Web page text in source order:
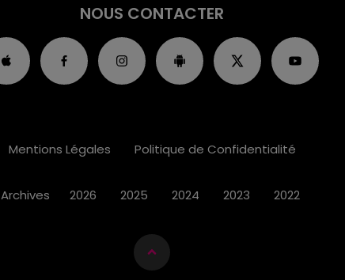
NOUS CONTACTER
Mentions Légales Politique de Confidentialité
Archives 2026 2025 2024 2023 2022